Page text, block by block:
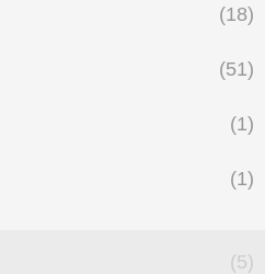
(18)
(51)
(1)
(1)
(5)